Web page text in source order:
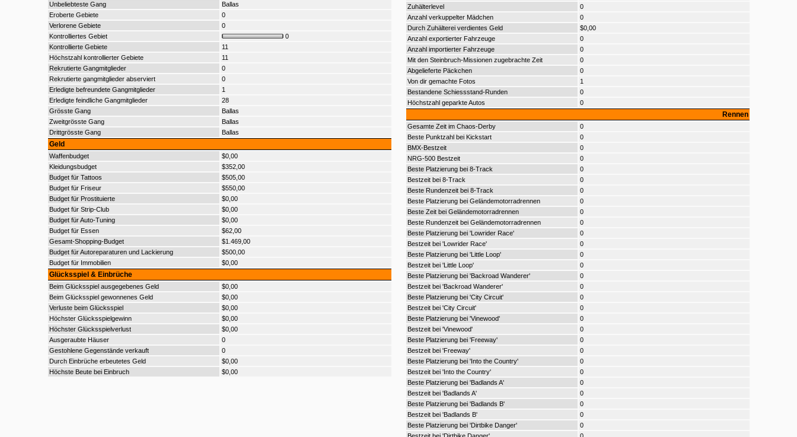
Unbeliebteste Gang
Ballas
Eroberte Gebiete
0
Verlorene Gebiete
0
Kontrolliertes Gebiet
0
Kontrollierte Gebiete
11
Höchstzahl kontrollierter Gebiete
11
Rekrutierte Gangmitglieder
0
Rekrutierte gangmitglieder abserviert
0
Erledigte befreundete Gangmitglieder
1
Erledigte feindliche Gangmitglieder
28
Grösste Gang
Ballas
Zweitgrösste Gang
Ballas
Drittgrösste Gang
Ballas
Geld
Waffenbudget
$0,00
Kleidungsbudget
$352,00
Budget für Tattoos
$505,00
Budget für Friseur
$550,00
Budget für Prostituierte
$0,00
Budget für Strip-Club
$0,00
Budget für Auto-Tuning
$0,00
Budget für Essen
$62,00
Gesamt-Shopping-Budget
$1.469,00
Budget für Autoreparaturen und Lackierung
$500,00
Budget für Immobilien
$0,00
Glücksspiel & Einbrüche
Beim Glücksspiel ausgegebenes Geld
$0,00
Beim Glücksspiel gewonnenes Geld
$0,00
Verluste beim Glücksspiel
$0,00
Höchster Glücksspielgewinn
$0,00
Höchster Glücksspielverlust
$0,00
Ausgeraubte Häuser
0
Gestohlene Gegenstände verkauft
0
Durch Einbrüche erbeutetes Geld
$0,00
Höchste Beute bei Einbruch
$0,00
Zuhälterlevel
0
Anzahl verkuppelter Mädchen
0
Durch Zuhälterei verdientes Geld
$0,00
Anzahl exportierter Fahrzeuge
0
Anzahl importierter Fahrzeuge
0
Mit den Steinbruch-Missionen zugebrachte Zeit
0
Abgelieferte Päckchen
0
Von dir gemachte Fotos
1
Bestandene Schiessstand-Runden
0
Höchstzahl geparkte Autos
0
Rennen
Gesamte Zeit im Chaos-Derby
0
Beste Punktzahl bei Kickstart
0
BMX-Bestzeit
0
NRG-500 Bestzeit
0
Beste Platzierung bei 8-Track
0
Bestzeit bei 8-Track
0
Beste Rundenzeit bei 8-Track
0
Beste Platzierung bei Geländemotorradrennen
0
Beste Zeit bei Geländemotorradrennen
0
Beste Rundenzeit bei Geländemotorradrennen
0
Beste Platzierung bei 'Lowrider Race'
0
Bestzeit bei 'Lowrider Race'
0
Beste Platzierung bei 'Little Loop'
0
Bestzeit bei 'Little Loop'
0
Beste Platzierung bei 'Backroad Wanderer'
0
Bestzeit bei 'Backroad Wanderer'
0
Beste Platzierung bei 'City Circuit'
0
Bestzeit bei 'City Circuit'
0
Beste Platzierung bei 'Vinewood'
0
Bestzeit bei 'Vinewood'
0
Beste Platzierung bei 'Freeway'
0
Bestzeit bei 'Freeway'
0
Beste Platzierung bei 'Into the Country'
0
Bestzeit bei 'Into the Country'
0
Beste Platzierung bei 'Badlands A'
0
Bestzeit bei 'Badlands A'
0
Beste Platzierung bei 'Badlands B'
0
Bestzeit bei 'Badlands B'
0
Beste Platzierung bei 'Dirtbike Danger'
0